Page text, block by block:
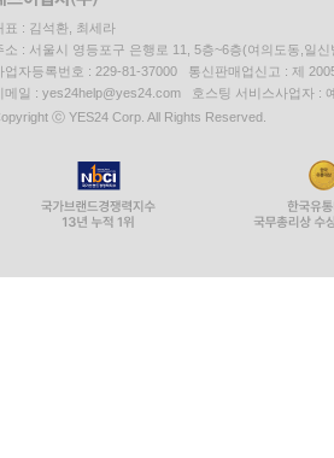
표 : 김석환, 최세라
소 : 서울시 영등포구 은행로 11, 5층~6층(여의도동,일신
업자등록번호 : 229-81-37000 통신판매업신고 : 제
메일 : yes24help@yes24.com 호스팅 서비스사업자 :
ⓒ YES24 Corp. All Rights Reserved.